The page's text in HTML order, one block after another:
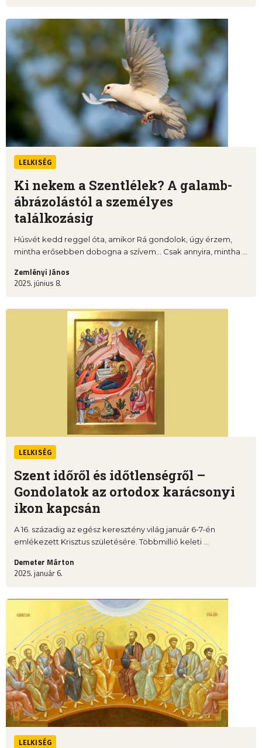
LELKISÉG
Ki nekem a Szentlélek? A galamb-
ábrázolástól a személyes
találkozásig
Húsvét kedd reggel óta, amikor Rá gondolok, úgy érzem,
mintha erősebben dobogna a szívem… Csak annyira, mintha ...
Zemlényi János
2025. június 8.
LELKISÉG
Szent időről és időtlenségről –
Gondolatok az ortodox karácsonyi
ikon kapcsán
A 16. századig az egész keresztény világ január 6-7-én
emlékezett Krisztus születésére. Többmillió keleti ...
Demeter Márton
2025. január 6.
LELKISÉG